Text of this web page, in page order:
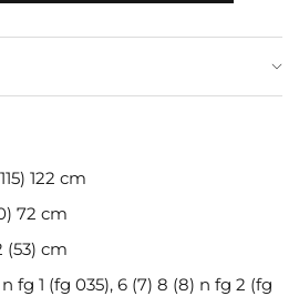
122 cm
72 cm
(53) cm
fg 1 (fg 035), 6 (7) 8 (8) n fg 2 (fg